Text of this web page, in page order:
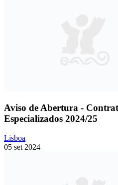
Aviso de Abertura -
Especializados 2024/25
Lisboa
05 set 2024